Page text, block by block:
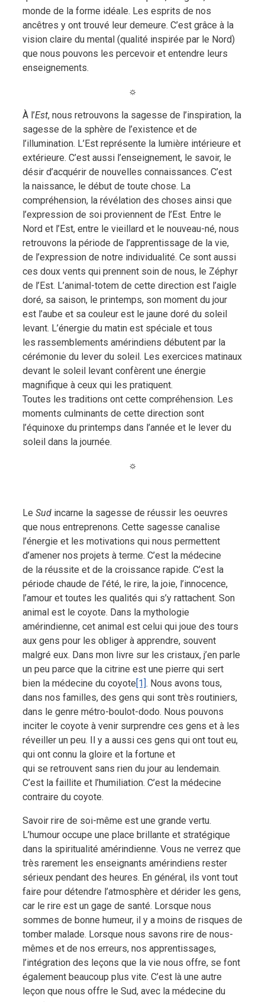
monde de la forme idéale. Les esprits de nos
ancêtres y ont trouvé leur demeure. C’est grâce à la
vision claire du mental (qualité inspirée par le Nord)
que nous pouvons les percevoir et entendre leurs
enseignements.
☼
À l’Est, nous retrouvons la sagesse de l’inspiration, la
sagesse de la sphère de l’existence et de
l’illumination. L’Est représente la lumière intérieure et
extérieure. C’est aussi l’enseignement, le savoir, le
désir d’acquérir de nouvelles connaissances. C’est
la naissance, le début de toute chose. La
compréhension, la révélation des choses ainsi que
l’expression de soi proviennent de l’Est. Entre le
Nord et l’Est, entre le vieillard et le nouveau-né, nous
retrouvons la période de l’apprentissage de la vie,
de l’expression de notre individualité. Ce sont aussi
ces doux vents qui prennent soin de nous, le Zéphyr
de l’Est. L’animal-totem de cette direction est l’aigle
doré, sa saison, le printemps, son moment du jour
est l’aube et sa couleur est le jaune doré du soleil
levant. L’énergie du matin est spéciale et tous
les rassemblements amérindiens débutent par la
cérémonie du lever du soleil. Les exercices matinaux
devant le soleil levant confèrent une énergie
magnifique à ceux qui les pratiquent.
Toutes les traditions ont cette compréhension. Les
moments culminants de cette direction sont
l’équinoxe du printemps dans l’année et le lever du
soleil dans la journée.
☼
Le Sud incarne la sagesse de réussir les oeuvres
que nous entreprenons. Cette sagesse canalise
l’énergie et les motivations qui nous permettent
d’amener nos projets à terme. C’est la médecine
de la réussite et de la croissance rapide. C’est la
période chaude de l’été, le rire, la joie, l’innocence,
l’amour et toutes les qualités qui s’y rattachent. Son
animal est le coyote. Dans la mythologie
amérindienne, cet animal est celui qui joue des tours
aux gens pour les obliger à apprendre, souvent
malgré eux. Dans mon livre sur les cristaux, j’en parle
un peu parce que la citrine est une pierre qui sert
bien la médecine du coyote[1]. Nous avons tous,
dans nos familles, des gens qui sont très routiniers,
dans le genre métro-boulot-dodo. Nous pouvons
inciter le coyote à venir surprendre ces gens et à les
réveiller un peu. Il y a aussi ces gens qui ont tout eu,
qui ont connu la gloire et la fortune et
qui se retrouvent sans rien du jour au lendemain.
C’est la faillite et l’humiliation. C’est la médecine
contraire du coyote.
Savoir rire de soi-même est une grande vertu.
L’humour occupe une place brillante et stratégique
dans la spiritualité amérindienne. Vous ne verrez que
très rarement les enseignants amérindiens rester
sérieux pendant des heures. En général, ils vont tout
faire pour détendre l’atmosphère et dérider les gens,
car le rire est un gage de santé. Lorsque nous
sommes de bonne humeur, il y a moins de risques de
tomber malade. Lorsque nous savons rire de nous-
mêmes et de nos erreurs, nos apprentissages,
l’intégration des leçons que la vie nous offre, se font
également beaucoup plus vite. C’est là une autre
leçon que nous offre le Sud, avec la médecine du